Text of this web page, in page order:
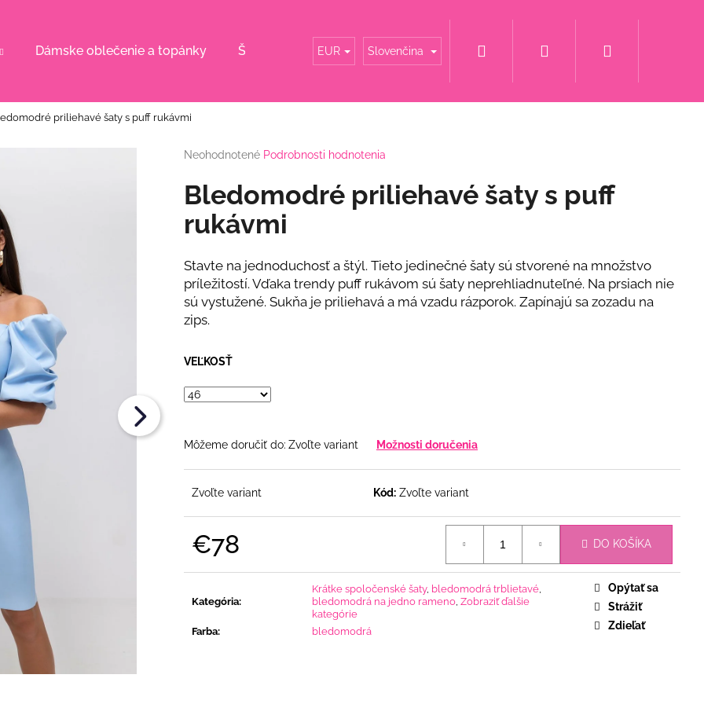
Dámske oblečenie a topánky Šaty pre svadobné mamy Šaty za super cenu Svadobné šaty
EUR Slovenčina Prihlásenie
priliehavé šaty s puff rukávmi
Priemerné
produktu
je
z
hviezdičiek.
Neohodnotené Podrobnosti hodnotenia
Bledomodré priliehavé šaty s puff
rukávmi
Stavte na jednoduchosť a štýl. Tieto jedinečné šaty sú stvorené na množstvo
príležitostí. Vďaka trendy puff rukávom sú šaty neprehliadnuteľné. Na prsiach nie
sú vystužené. Sukňa je priliehavá a má vzadu rázporok. Zapínajú sa zozadu na
zips.
VEĽKOSŤ
Môžeme doručiť do: Zvoľte variant Možnosti doručenia
Zvoľte variant Kód: Zvoľte variant
€78 DO KOŠÍKA
Kategória:
Krátke spoločenské šaty, bledomodrá trblietavé
bledomodrá na jedno rameno Zobraziť ďalšie
kategórie
Farba: bledomodrá
Opýtať sa
Strážiť
Zdieľať
KOMPLET S KVETINOU